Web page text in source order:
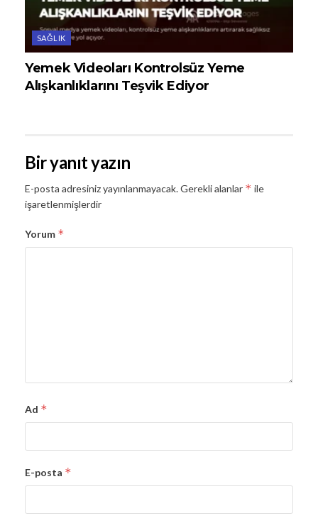
SAĞLIK
Yemek Videoları Kontrolsüz Yeme
Alışkanlıklarını Teşvik Ediyor
Bir yanıt yazın
E-posta adresiniz yayınlanmayacak.Gerekli alanlar * ile
işaretlenmişlerdir
Yorum *
Ad *
E-posta *